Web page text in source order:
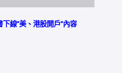
線“美、港股開戶”內容